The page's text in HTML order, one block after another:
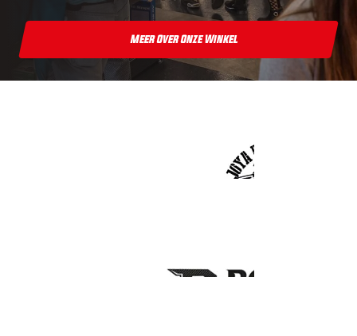
Meer Over Onze Winkel